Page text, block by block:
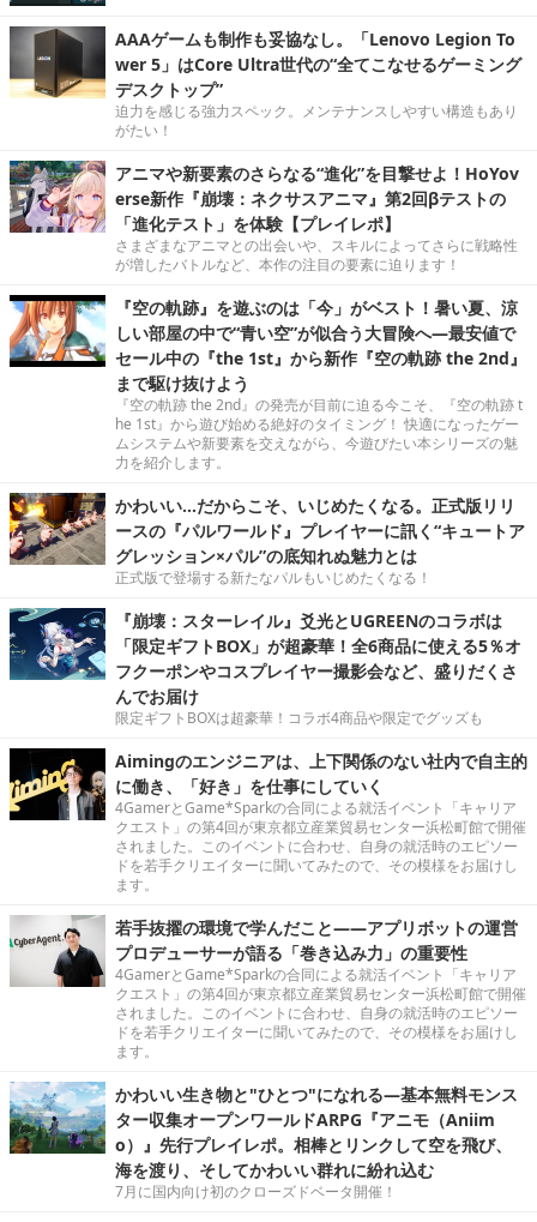
AAAゲームも制作も妥協なし。「Lenovo Legion To
wer 5」はCore Ultra世代の“全てこなせるゲーミング
デスクトップ”
迫力を感じる強力スペック。メンテナンスしやすい構造もあり
がたい！
アニマや新要素のさらなる“進化”を目撃せよ！HoYov
erse新作『崩壊：ネクサスアニマ』第2回βテストの
「進化テスト」を体験【プレイレポ】
さまざまなアニマとの出会いや、スキルによってさらに戦略性
が増したバトルなど、本作の注目の要素に迫ります！
『空の軌跡』を遊ぶのは「今」がベスト！暑い夏、涼
しい部屋の中で“青い空”が似合う大冒険へ―最安値で
セール中の『the 1st』から新作『空の軌跡 the 2nd』
まで駆け抜けよう
『空の軌跡 the 2nd』の発売が目前に迫る今こそ、『空の軌跡 t
he 1st』から遊び始める絶好のタイミング！ 快適になったゲー
ムシステムや新要素を交えながら、今遊びたい本シリーズの魅
力を紹介します。
かわいい…だからこそ、いじめたくなる。正式版リリ
ースの『パルワールド』プレイヤーに訊く“キュートア
グレッション×パル”の底知れぬ魅力とは
正式版で登場する新たなパルもいじめたくなる！
『崩壊：スターレイル』爻光とUGREENのコラボは
「限定ギフトBOX」が超豪華！全6商品に使える5％オ
フクーポンやコスプレイヤー撮影会など、盛りだくさ
んでお届け
限定ギフトBOXは超豪華！コラボ4商品や限定でグッズも
Aimingのエンジニアは、上下関係のない社内で自主的
に働き、「好き」を仕事にしていく
4GamerとGame*Sparkの合同による就活イベント「キャリア
クエスト」の第4回が東京都立産業貿易センター浜松町館で開催
されました。このイベントに合わせ、自身の就活時のエピソー
ドを若手クリエイターに聞いてみたので、その模様をお届けし
ます。
若手抜擢の環境で学んだこと――アプリボットの運営
プロデューサーが語る「巻き込み力」の重要性
4GamerとGame*Sparkの合同による就活イベント「キャリア
クエスト」の第4回が東京都立産業貿易センター浜松町館で開催
されました。このイベントに合わせ、自身の就活時のエピソー
ドを若手クリエイターに聞いてみたので、その模様をお届けし
ます。
かわいい生き物と"ひとつ"になれる―基本無料モンス
ター収集オープンワールドARPG『アニモ（Aniim
o）』先行プレイレポ。相棒とリンクして空を飛び、
海を渡り、そしてかわいい群れに紛れ込む
7月に国内向け初のクローズドベータ開催！